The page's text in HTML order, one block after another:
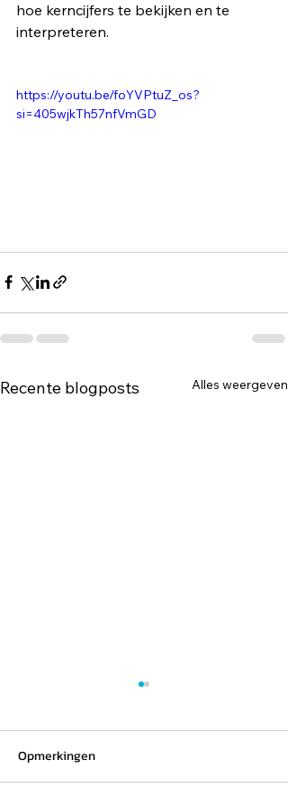
hoe kerncijfers te bekijken en te
interpreteren.
https://youtu.be/foYVPtuZ_os?
si=405wjkTh57nfVmGD
Recente blogposts Alles weergeven
Opmerkingen